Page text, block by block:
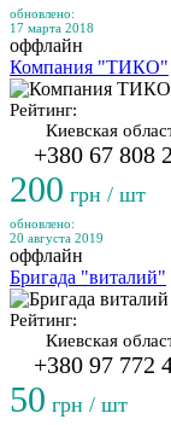
обновлено:
17 марта 2018
оффлайн
Компания "ТИКО"
Рейтинг:
Киевская
+380 67 808
200 грн / шт
обновлено:
20 августа 2019
оффлайн
Бригада "виталий"
Рейтинг:
Киевская
+380 97 772
50 грн / шт